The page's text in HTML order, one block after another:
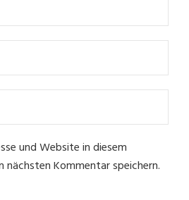
und Website in diesem
nächsten Kommentar speichern.